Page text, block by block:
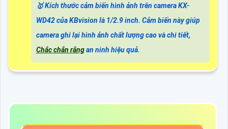
🥇 Kích thước cảm biến hình ảnh trên camera KX-
WD42 của KBvision là 1/2.9 inch. Cảm biến này giúp
camera ghi lại hình ảnh chất lượng cao và chi tiết,
Chắc chắn rằngan ninh hiệu quả.